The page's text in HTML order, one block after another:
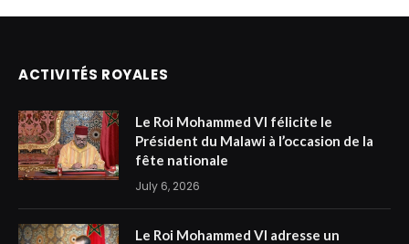
ACTIVITÉS ROYALES
Le Roi Mohammed VI félicite le
Président du Malawi à l’occasion de la
fête nationale
July 6, 2026
Le Roi Mohammed VI adresse un